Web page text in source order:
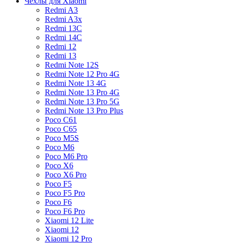
Redmi A3
Redmi A3x
Redmi 13C
Redmi 14C
Redmi 12
Redmi 13
Redmi Note 12S
Redmi Note 12 Pro 4G
Redmi Note 13 4G
Redmi Note 13 Pro 4G
Redmi Note 13 Pro 5G
Redmi Note 13 Pro Plus
Poco C61
Poco C65
Poco M5S
Poco M6
Poco M6 Pro
Poco X6
Poco X6 Pro
Poco F5
Poco F5 Pro
Poco F6
Poco F6 Pro
Xiaomi 12 Lite
Xiaomi 12
Xiaomi 12 Pro